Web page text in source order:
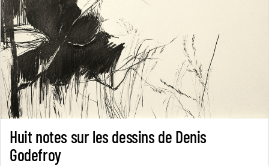
Huit notes sur les dessins de Denis
Godefroy